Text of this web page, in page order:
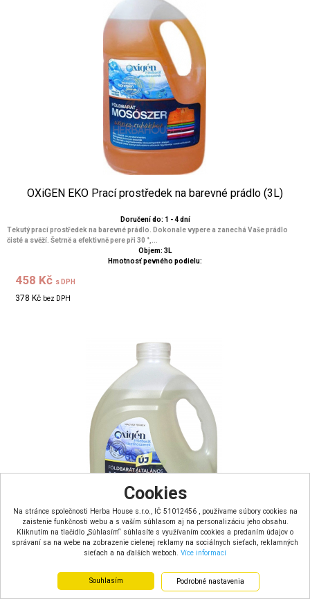
Cookies
Na stránce společnosti Herba House s.r.o., IČ 51012456 , používame súbory cookies na
zaistenie funkčnosti webu a s vaším súhlasom aj na personalizáciu jeho obsahu.
Kliknutím na tlačidlo „Súhlasím“ súhlasíte s využívaním cookies a predaním údajov o
správaní sa na webe na zobrazenie cielenej reklamy na sociálnych sieťach, reklamných
sieťach a na ďalších weboch. Více informací
Souhlasím Podrobné nastavenia
OXiGEN EKO Prací prostředek na barevné prádlo (3L)
Doručení do: 1 - 4 dní
Tekutý prací prostředek na barevné prádlo. Dokonale vypere a zanechá Vaše prádlo
čisté a svěží. Šetrně a efektivně pere při 30 °,...
Objem: 3L
Hmotnosť pevného podielu:
458 Kč s DPH
378 Kč bez DPH
Doručení do: 1 - 4 dní